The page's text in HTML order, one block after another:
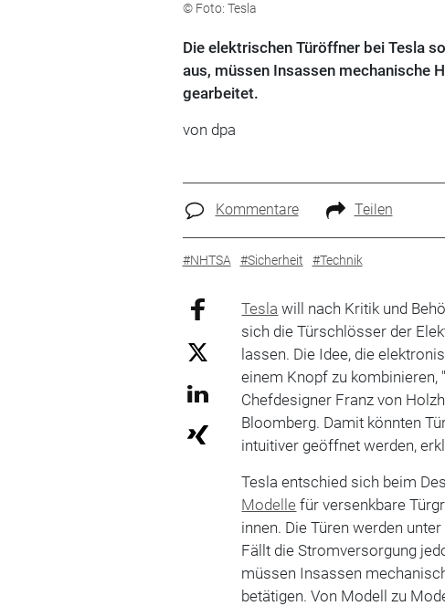
© Foto: Tesla
Die elektrischen Türöffner bei Tesla
aus, müssen Insassen mechanische
gearbeitet.
von dpa
Kommentare Teilen
#NHTSA #Sicherheit #Technik
Tesla will nach Kritik und
sich die Türschlösser der
lassen. Die Idee, die
einem Knopf zu kombinieren,
Chefdesigner Franz von
Bloomberg. Damit könnten
intuitiver geöffnet werden,
Tesla entschied sich beim
Modelle für versenkbare
innen. Die Türen werden
Fällt die Stromversorgung
müssen Insassen
betätigen. Von Modell zu